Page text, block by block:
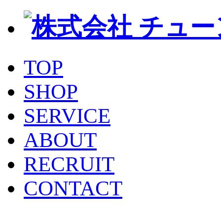
TOP
SHOP
SERVICE
ABOUT
RECRUIT
CONTACT